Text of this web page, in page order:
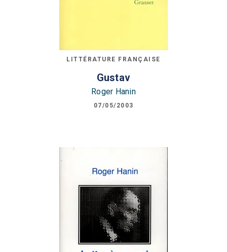
LITTÉRATURE FRANÇAISE
Gustav
Roger Hanin
07/05/2003